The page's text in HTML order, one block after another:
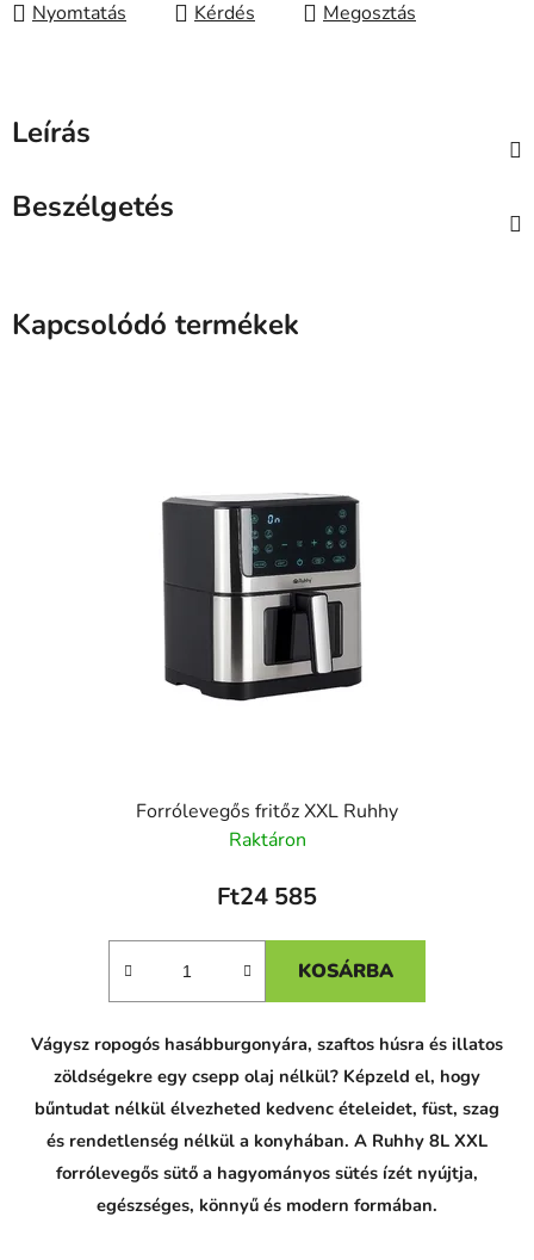
Nyomtatás Kérdés Megosztás
Leírás
Beszélgetés
Kapcsolódó termékek
Forrólevegős fritőz XXL Ruhhy
Raktáron
Ft24 585
KOSÁRBA
Vágysz ropogós hasábburgonyára, szaftos húsra és illatos
zöldségekre egy csepp olaj nélkül? Képzeld el, hogy
bűntudat nélkül élvezheted kedvenc ételeidet, füst, szag
és rendetlenség nélkül a konyhában. A Ruhhy 8L XXL
forrólevegős sütő a hagyományos sütés ízét nyújtja,
egészséges, könnyű és modern formában.